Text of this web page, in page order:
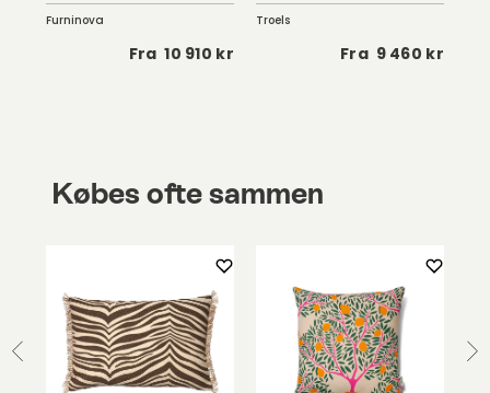
Furninova
Fra 10 910 kr
Troels
Fra 9 460 kr
Købes ofte sammen